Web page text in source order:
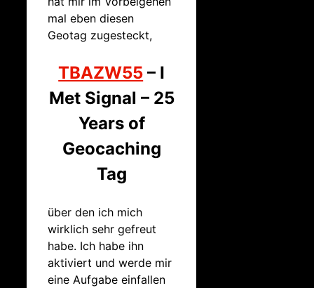
mal eben diesen
Geotag zugesteckt,
TBAZW55 – I
Met Signal – 25
Years of
Geocaching
Tag
über den ich mich
wirklich sehr gefreut
habe. Ich habe ihn
aktiviert und werde mir
eine Aufgabe einfallen